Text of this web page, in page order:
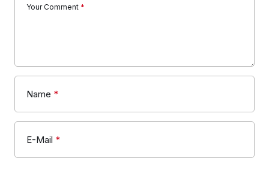
Your Comment *
Name *
E-Mail *